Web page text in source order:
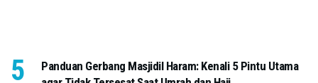
Panduan Gerbang Masjidil Haram: Kenali 5 Pintu Utama